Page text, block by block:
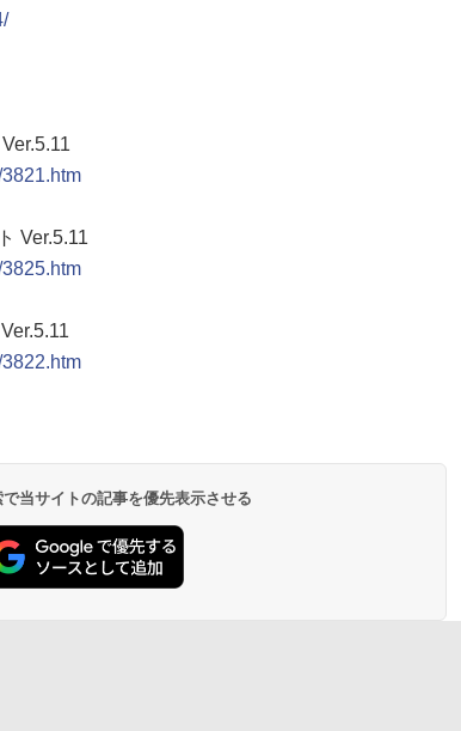
Ver.5.11
当サイトの記事を優先表示させる